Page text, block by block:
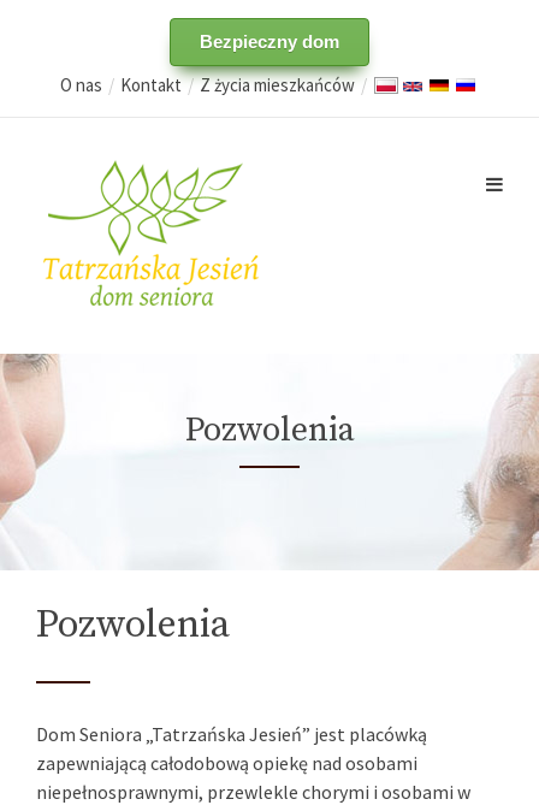
Bezpieczny dom
O nas Kontakt Z życia mieszkańców
Pozwolenia
Pozwolenia
Dom Seniora „Tatrzańska Jesień” jest placówką
zapewniającą całodobową opiekę nad osobami
niepełnosprawnymi, przewlekle chorymi i osobami w